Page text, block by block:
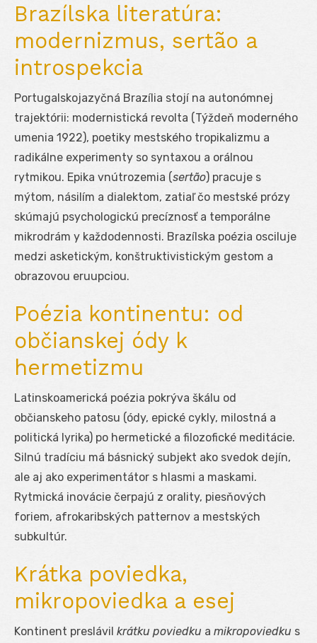
Brazílska literatúra:
modernizmus, sertão a
introspekcia
Portugalskojazyčná Brazília stojí na autonómnej
trajektórii: modernistická revolta (Týždeň moderného
umenia 1922), poetiky mestského tropikalizmu a
radikálne experimenty so syntaxou a orálnou
rytmikou. Epika vnútrozemia (sertão) pracuje s
mýtom, násilím a dialektom, zatiaľ čo mestské prózy
skúmajú psychologickú precíznosť a temporálne
mikrodrám y každodennosti. Brazílska poézia osciluje
medzi asketickým, konštruktivistickým gestom a
obrazovou eruupciou.
Poézia kontinentu: od
občianskej ódy k
hermetizmu
Latinskoamerická poézia pokrýva škálu od
občianskeho patosu (ódy, epické cykly, milostná a
politická lyrika) po hermetické a filozofické meditácie.
Silnú tradíciu má básnický subjekt ako svedok dejín,
ale aj ako experimentátor s hlasmi a maskami.
Rytmická inovácie čerpajú z orality, piesňových
foriem, afrokaribských patternov a mestských
subkultúr.
Krátka poviedka,
mikropoviedka a esej
Kontinent preslávil krátku poviedku a mikropoviedku s